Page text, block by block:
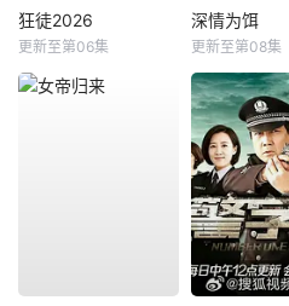
狂徒2026
更新至第06集
深情为饵
更新至第08集